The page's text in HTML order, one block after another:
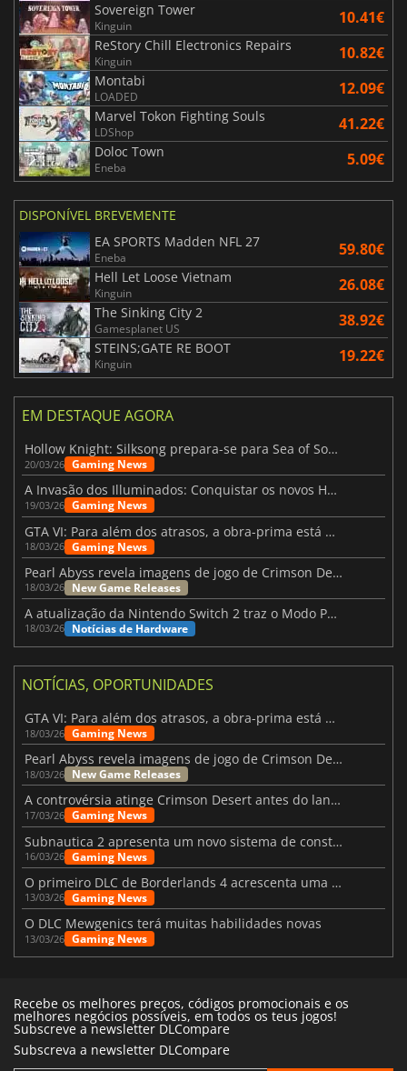
Sovereign Tower
Kinguin 10.41€
ReStory Chill Electronics Repairs
Kinguin 10.82€
Montabi
LOADED 12.09€
Marvel Tokon Fighting Souls
LDShop 41.22€
Doloc Town
Eneba 5.09€
DISPONÍVEL BREVEMENTE
EA SPORTS Madden NFL 27
Eneba 59.80€
Hell Let Loose Vietnam
Kinguin 26.08€
The Sinking City 2
Gamesplanet US 38.92€
STEINS;GATE RE BOOT
Kinguin 19.22€
EM DESTAQUE AGORA
Hollow Knight: Silksong prepara-se para Sea of Sorrow com um patch
20/03/26 Gaming News
A Invasão dos Illuminados: Conquistar os novos Helldivers 2 Atualização!
19/03/26 Gaming News
GTA VI: Para além dos atrasos, a obra-prima está quase a chegar
18/03/26 Gaming News
Pearl Abyss revela imagens de jogo de Crimson Desert para a PS5
18/03/26 New Game Releases
A atualização da Nintendo Switch 2 traz o Modo Portátil aos jogos mais antigos da Switch
18/03/26 Notícias de Hardware
NOTÍCIAS, OPORTUNIDADES
GTA VI: Para além dos atrasos, a obra-prima está quase a chegar
18/03/26 Gaming News
Pearl Abyss revela imagens de jogo de Crimson Desert para a PS5
18/03/26 New Game Releases
A controvérsia atinge Crimson Desert antes do lançamento
17/03/26 Gaming News
Subnautica 2 apresenta um novo sistema de construção de bases
16/03/26 Gaming News
O primeiro DLC de Borderlands 4 acrescenta uma nova personagem e muito mais
13/03/26 Gaming News
O DLC Mewgenics terá muitas habilidades novas
13/03/26 Gaming News
Recebe os melhores preços, códigos promocionais e os
melhores negócios possíveis, em todos os teus jogos!
Subscreve a newsletter DLCompare
Subscreva a newsletter DLCompare